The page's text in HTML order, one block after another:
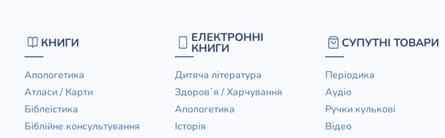
КНИГИ
Апологетика
Атласи / Карти
Біблеістика
Біблійне консультування
ЕЛЕКТРОННІ
КНИГИ
Дитяча література
Здоров`я / Харчування
Апологетика
Історія
СУПУТНІ ТОВАРИ
Періодика
Аудіо
Ручки кулькові
Відео